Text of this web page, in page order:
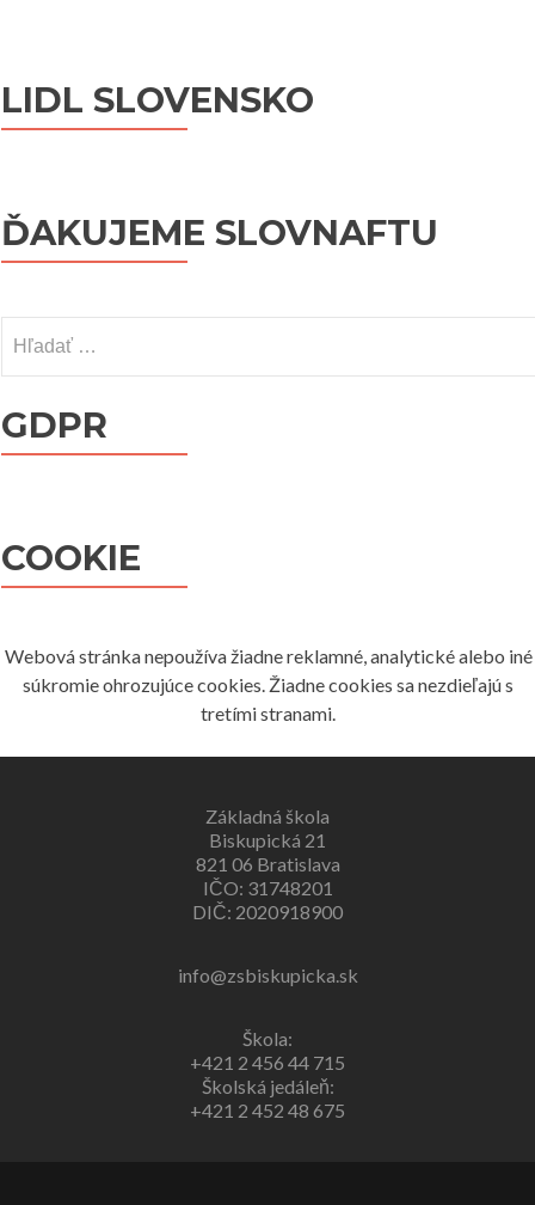
LIDL SLOVENSKO
ĎAKUJEME SLOVNAFTU
GDPR
COOKIE
Webová stránka nepoužíva žiadne reklamné, analytické alebo iné
súkromie ohrozujúce cookies. Žiadne cookies sa nezdieľajú s
tretími stranami.
Základná škola
Biskupická 21
821 06 Bratislava
IČO: 31748201
DIČ: 2020918900
info@zsbiskupicka.sk
Škola:
+421 2 456 44 715
Školská jedáleň:
+421 2 452 48 675